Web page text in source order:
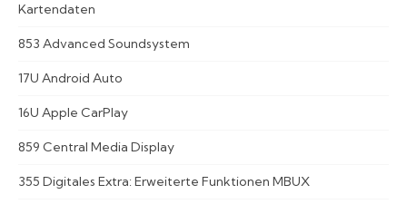
Kartendaten
853 Advanced Soundsystem
17U Android Auto
16U Apple CarPlay
859 Central Media Display
355 Digitales Extra: Erweiterte Funktionen MBUX